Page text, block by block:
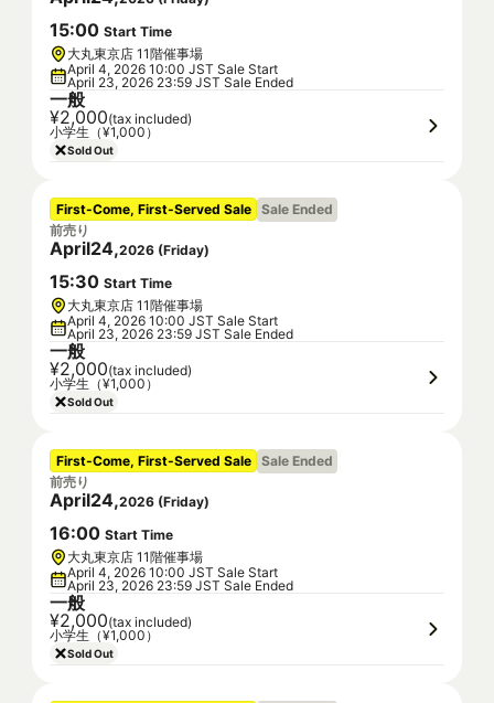
15:00 Start Time
大丸東京店 11階催事場
April 4, 2026 10:00 JST Sale Start
April 23, 2026 23:59 JST Sale Ended
一般
¥2,000(tax included)
小学生（¥1,000）
Sold Out
First-Come, First-Served Sale Sale Ended
前売り
April24,2026 (Friday)
15:30 Start Time
大丸東京店 11階催事場
April 4, 2026 10:00 JST Sale Start
April 23, 2026 23:59 JST Sale Ended
一般
¥2,000(tax included)
小学生（¥1,000）
Sold Out
First-Come, First-Served Sale Sale Ended
前売り
April24,2026 (Friday)
16:00 Start Time
大丸東京店 11階催事場
April 4, 2026 10:00 JST Sale Start
April 23, 2026 23:59 JST Sale Ended
一般
¥2,000(tax included)
小学生（¥1,000）
Sold Out